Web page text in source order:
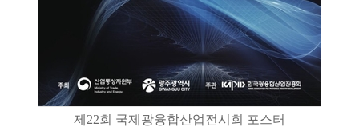
제22회 국제광융합산업전시회 포스터